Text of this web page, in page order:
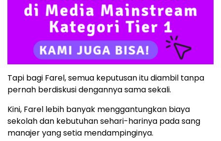
Tapi bagi Farel, semua keputusan itu diambil tanpa
pernah berdiskusi dengannya sama sekali.
Kini, Farel lebih banyak menggantungkan biaya
sekolah dan kebutuhan sehari-harinya pada sang
manajer yang setia mendampinginya.